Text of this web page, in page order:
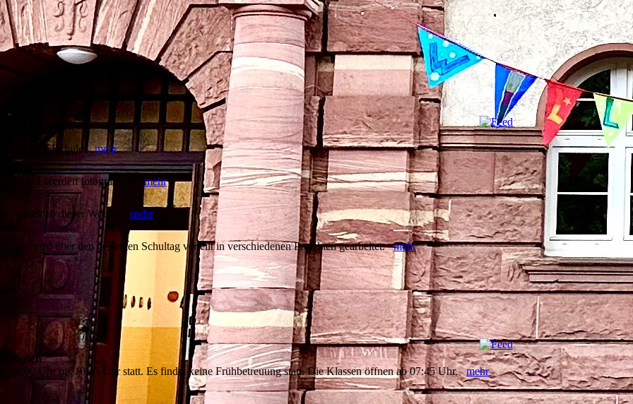
der Linnéschule.mehr
1 werden fotografiert. mehr
starten ab dieser Woche. mehr
Days wird über den gesamten Schultag verteilt in verschiedenen Projekten gearbeitet.mehr
08:00 Uhr bis 10:45 Uhr statt. Es findet keine Frühbetreuung statt. Die Klassen öffnen ab 07:45 Uhr.mehr